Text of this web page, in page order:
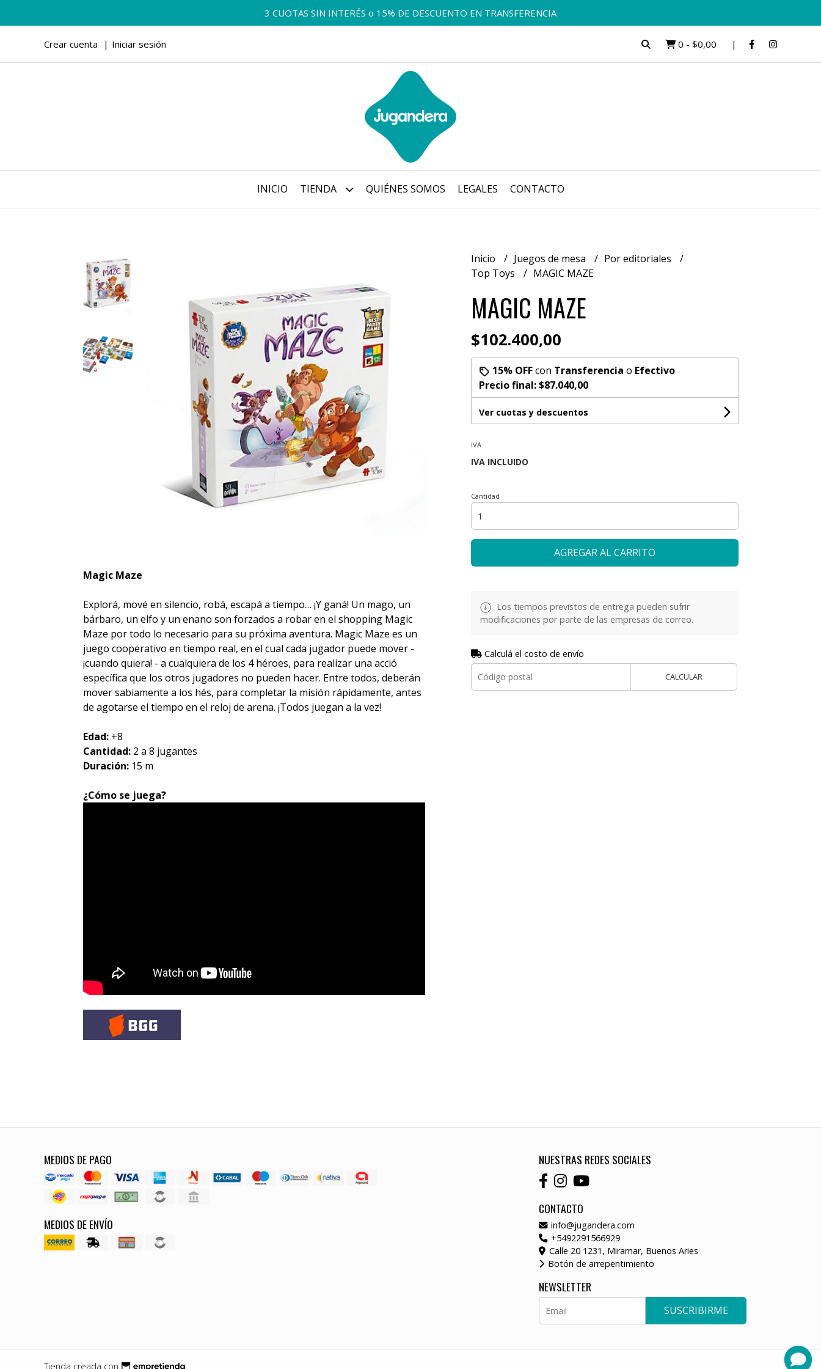
3 CUOTAS SIN INTERÉS o 15% DE DESCUENTO EN TRANSFERENCIA
Crear cuenta Iniciar sesión 0 - $0,00
INICIO TIENDA QUIÉNES SOMOS LEGALES CONTACTO
Magic Maze
Explorá, mové en silencio, robá, escapá a tiempo… ¡Y ganá! Un mago, un
bárbaro, un elfo y un enano son forzados a robar en el shopping Magic
Maze por todo lo necesario para su próxima aventura. Magic Maze es un
juego cooperativo en tiempo real, en el cual cada jugador puede mover -
¡cuando quiera! - a cualquiera de los 4 héroes, para realizar una acció
específica que los otros jugadores no pueden hacer. Entre todos, deberán
mover sabiamente a los hés, para completar la misión rápidamente, antes
de agotarse el tiempo en el reloj de arena. ¡Todos juegan a la vez!
Edad:+8
Cantidad:2 a 8 jugantes
Duración:15 m
¿Cómo se juega?
Inicio Juegos de mesa
Por editoriales
Top Toys
MAGIC MAZE
MAGIC MAZE
$102.400,00
15% OFFcon Transferencia o Efectivo
Precio final:$87.040,00
Ver cuotas y descuentos
IVA
Cantidad
AGREGAR AL CARRITO
Los tiempos previstos de entrega pueden sufrir
modificaciones por parte de las empresas de correo.
Calculá el costo de envío
CALCULAR
MEDIOS DE PAGO
MEDIOS DE ENVÍO
NUESTRAS REDES SOCIALES
CONTACTO
info@jugandera.com
+5492291566929
Calle 20 1231, Miramar, Buenos Aries
Botón de arrepentimiento
NEWSLETTER
SUSCRIBIRME
Tienda creada con